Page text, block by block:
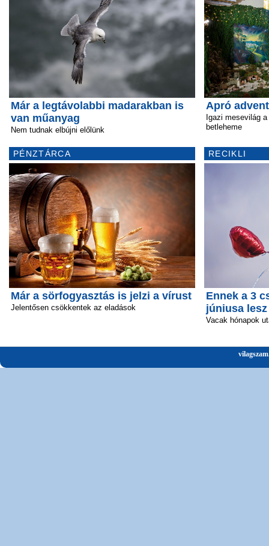
Már a legtávolabbi madarakban is
van műanyag
Nem tudnak elbújni előlünk
PÉNZTÁRCA
Már a sörfogyasztás is jelzi a vírust
Jelentősen csökkentek az eladások
Apró
Igazi mesevilág
betleheme
RECIKLI
Ennek a 3
júniusa lesz
Vacak hónapok